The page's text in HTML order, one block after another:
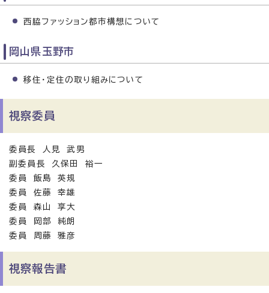
西脇ファッション都市構想について
岡山県玉野市
移住・定住の取り組みについて
視察委員
委員長 人見 武男
副委員長 久保田 裕一
委員 飯島 英規
委員 佐藤 幸雄
委員 森山 享大
委員 岡部 純朗
委員 周藤 雅彦
視察報告書